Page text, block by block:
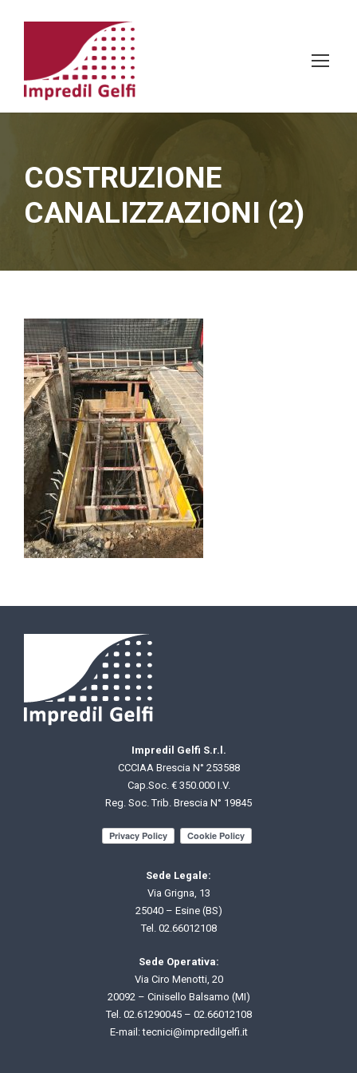
COSTRUZIONE
CANALIZZAZIONI (2)
Impredil Gelfi S.r.l.
CCCIAA Brescia N° 253588
Cap.Soc. € 350.000 I.V.
Reg. Soc. Trib. Brescia N° 19845
Sede Legale:
Via Grigna, 13
25040 – Esine (BS)
Tel. 02.66012108
Sede Operativa:
Via Ciro Menotti, 20
20092 – Cinisello Balsamo (MI)
Tel. 02.61290045– 02.66012108
E-mail: tecnici@impredilgelfi.it